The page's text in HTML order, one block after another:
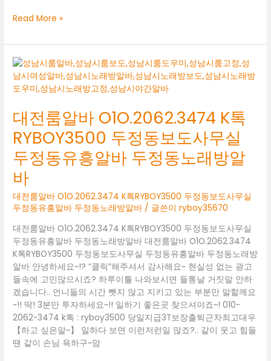
대
룸
알
바
O1O.2062.3474
K
RYBOY3500
성
정
동
룸
알
바
성
동
노
래
방
알
바
성
정
동
보
Read More »
대전룸알바 O1O.2062.3474 K톡
RYBOY3500 두정동보도사무실
두정동유흥알바 두정동노래방알
바
대전룸알바 O1O.2062.3474 K톡RYBOY3500 두정동보도사무실
두정동유흥알바 두정동노래방알바 / 글쓴이ryboy35670
대전룸알바 O1O.2062.3474 K톡RYBOY3500 두정동보도사무실
두정동유흥알바 두정동노래방알바 대전룸알바 O1O.2062.3474
K톡RYBOY3500 두정동보도사무실 두정동유흥알바 두정동노래방
알바 안녕하세요~!? “클릭”해주셔서 감사해요~ 현실성 없는 광고
들속에 고민많으시죠? 하루이틀 나와보시면 들통날 거짓말 안하
겠습니다.. 언니들의 시간 뺏지 않고 지키고 있는 부분만 말할께요
~!! 딱! 3분만 투자하세요~!! 일하기 좋은곳 찾으셔야죠~! 010-
2062-3474 k톡 : ryboy3500 당일지급3T보장출퇴근차최고대우
【하고 싶은말~】 일하다 보면 이런저런일 많죠?.. 같이 웃고 힘들
땐 같이 손님 욕하구~맘